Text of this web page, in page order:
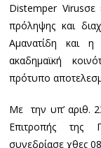
Distemper Virusσε
πρόληψης και
Αμανατίδη και η
ακαδημαϊκή
πρότυπο
Με την υπ’ αριθ.
Επιτροπής της
συνεδρίασε χθες